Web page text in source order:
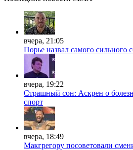
вчера, 21:05
Порье назвал самого сильного
вчера, 19:22
Страшный сон: Аскрен о
спорт
вчера, 18:49
Макгрегору посоветовали